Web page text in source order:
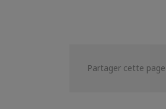
Partager cette page